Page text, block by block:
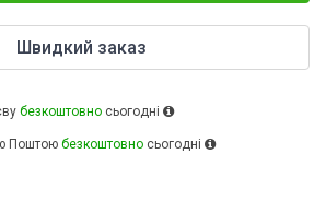
Швидкий заказ
безкоштовно сьогодні
Поштою безкоштовно сьогодні